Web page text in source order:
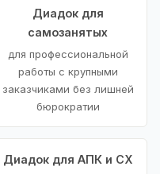
Диадок для
самозанятых
для профессиональной
работы с крупными
заказчиками без лишней
бюрократии
Диадок для АПК и СХ